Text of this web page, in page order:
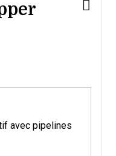
avec pipelines